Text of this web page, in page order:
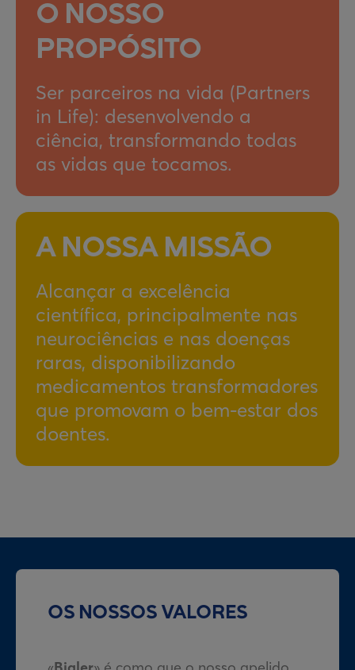
O NOSSO
PROPÓSITO
Ser parceiros na vida (Partners
in Life): desenvolvendo a
ciência, transformando todas
as vidas que tocamos.
A NOSSA MISSÃO
Alcançar a excelência
científica, principalmente nas
neurociências e nas doenças
raras, disponibilizando
medicamentos transformadores
que promovam o bem-estar dos
doentes.
OS NOSSOS VALORES